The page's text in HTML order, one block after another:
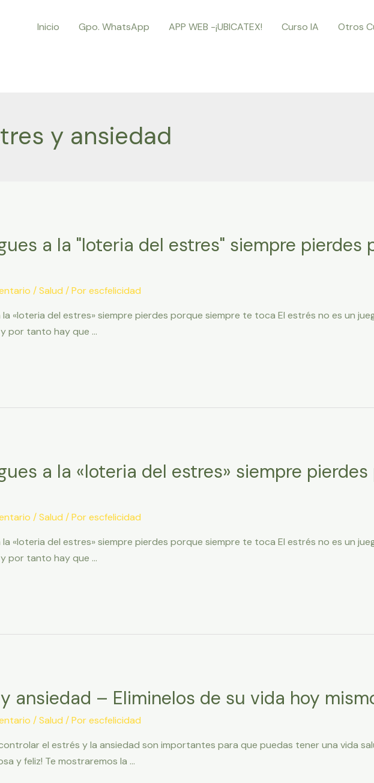
Inicio Gpo. WhatsApp APP WEB -¡UBICATEX! Curso IA Otros
y ansiedad
a la "loteria del estres" siempre pierdes
/Salud / Porescfelicidad
la «loteria del estres» siempre pierdes porque siempre te toca El estrés no es un
por tanto hay que …
a la «loteria del estres» siempre
/Salud / Porescfelicidad
la «loteria del estres» siempre pierdes porque siempre te toca El estrés no es un
por tanto hay que …
ansiedad – Eliminelos de su vida hoy
/Salud / Porescfelicidad
el estrés y la ansiedad son importantes para que puedas tener una vida
y feliz! Te mostraremos la …